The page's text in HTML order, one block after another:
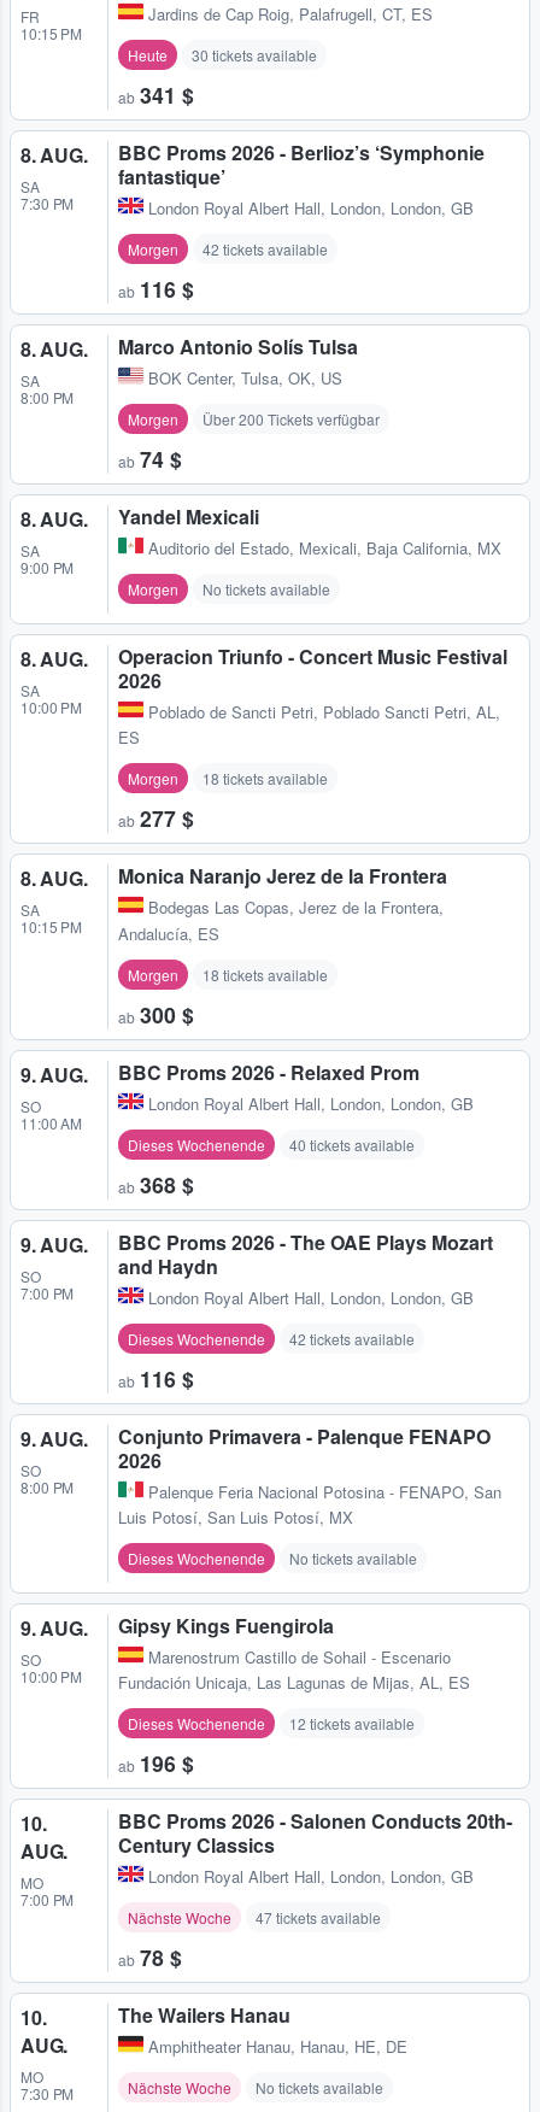
FR
10:15 PM
Jardins de Cap Roig, Palafrugell, CT, ES
Heute 30 tickets available
ab 341 $
8. AUG.
SA
7:30 PM
BBC Proms 2026 - Berlioz’s ‘Symphonie
fantastique’
London Royal Albert Hall, London, London, GB
Morgen 42 tickets available
ab 116 $
8. AUG.
SA
8:00 PM
Marco Antonio Solís Tulsa
BOK Center, Tulsa, OK, US
Morgen Über 200 Tickets verfügbar
ab 74 $
8. AUG.
SA
9:00 PM
Yandel Mexicali
Auditorio del Estado, Mexicali, Baja California, MX
Morgen No tickets available
8. AUG.
SA
10:00 PM
Operacion Triunfo - Concert Music Festival
2026
Poblado de Sancti Petri, Poblado Sancti Petri, AL,
ES
Morgen 18 tickets available
ab 277 $
8. AUG.
SA
10:15 PM
Monica Naranjo Jerez de la Frontera
Bodegas Las Copas, Jerez de la Frontera,
Andalucía, ES
Morgen 18 tickets available
ab 300 $
9. AUG.
SO
11:00 AM
BBC Proms 2026 - Relaxed Prom
London Royal Albert Hall, London, London, GB
Dieses Wochenende 40 tickets available
ab 368 $
9. AUG.
SO
7:00 PM
BBC Proms 2026 - The OAE Plays Mozart
and Haydn
London Royal Albert Hall, London, London, GB
Dieses Wochenende 42 tickets available
ab 116 $
9. AUG.
SO
8:00 PM
Conjunto Primavera - Palenque FENAPO
2026
Palenque Feria Nacional Potosina - FENAPO, San
Luis Potosí, San Luis Potosí, MX
Dieses Wochenende No tickets available
9. AUG.
SO
10:00 PM
Gipsy Kings Fuengirola
Marenostrum Castillo de Sohail - Escenario
Fundación Unicaja, Las Lagunas de Mijas, AL, ES
Dieses Wochenende 12 tickets available
ab 196 $
10.
AUG.
MO
7:00 PM
BBC Proms 2026 - Salonen Conducts 20th-
Century Classics
London Royal Albert Hall, London, London, GB
Nächste Woche 47 tickets available
ab 78 $
10.
AUG.
MO
7:30 PM
The Wailers Hanau
Amphitheater Hanau, Hanau, HE, DE
Nächste Woche No tickets available